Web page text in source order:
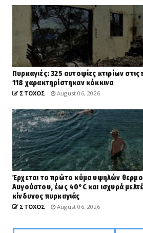
Πυρκαγιές: 325 αυτοψίες κτιρίων στις
118 χαρακτηρίστηκαν κόκκινα
ΣΤΟΧΟΣ August 06, 2026
Έρχεται το πρώτο κύμα υψηλών
Αυγούστου, έως 40°C και ισχυρά
κίνδυνος πυρκαγιάς
ΣΤΟΧΟΣ August 06, 2026